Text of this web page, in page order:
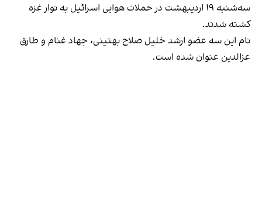
سه‌شنبه ۱۹ اردیبهشت در حملات هوایی اسرائیل به نوار غزه
کشته شدند.
نام این سه عضو ارشد خليل صلاح بهتينی، جهاد غنام و طارق
عزالدین عنوان شده است.